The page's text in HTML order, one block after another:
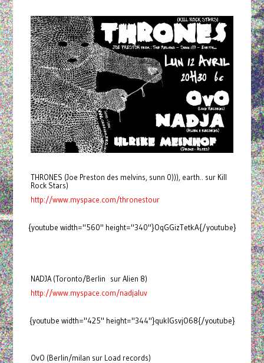
THRONES (Joe Preston des melvins, sunn 0))), earth.. sur Kill
Rock Stars)
http://www.myspace.com/thronestour
{youtube width="560" height="340"}OqGGizTetkA{/youtube}
NADJA (Toronto/Berlin sur Alien 8)
http://www.myspace.com/nadjaluv
{youtube width="425" height="344"}quklGsvjO68{/youtube}
OvO (Berlin/milan sur Load records)